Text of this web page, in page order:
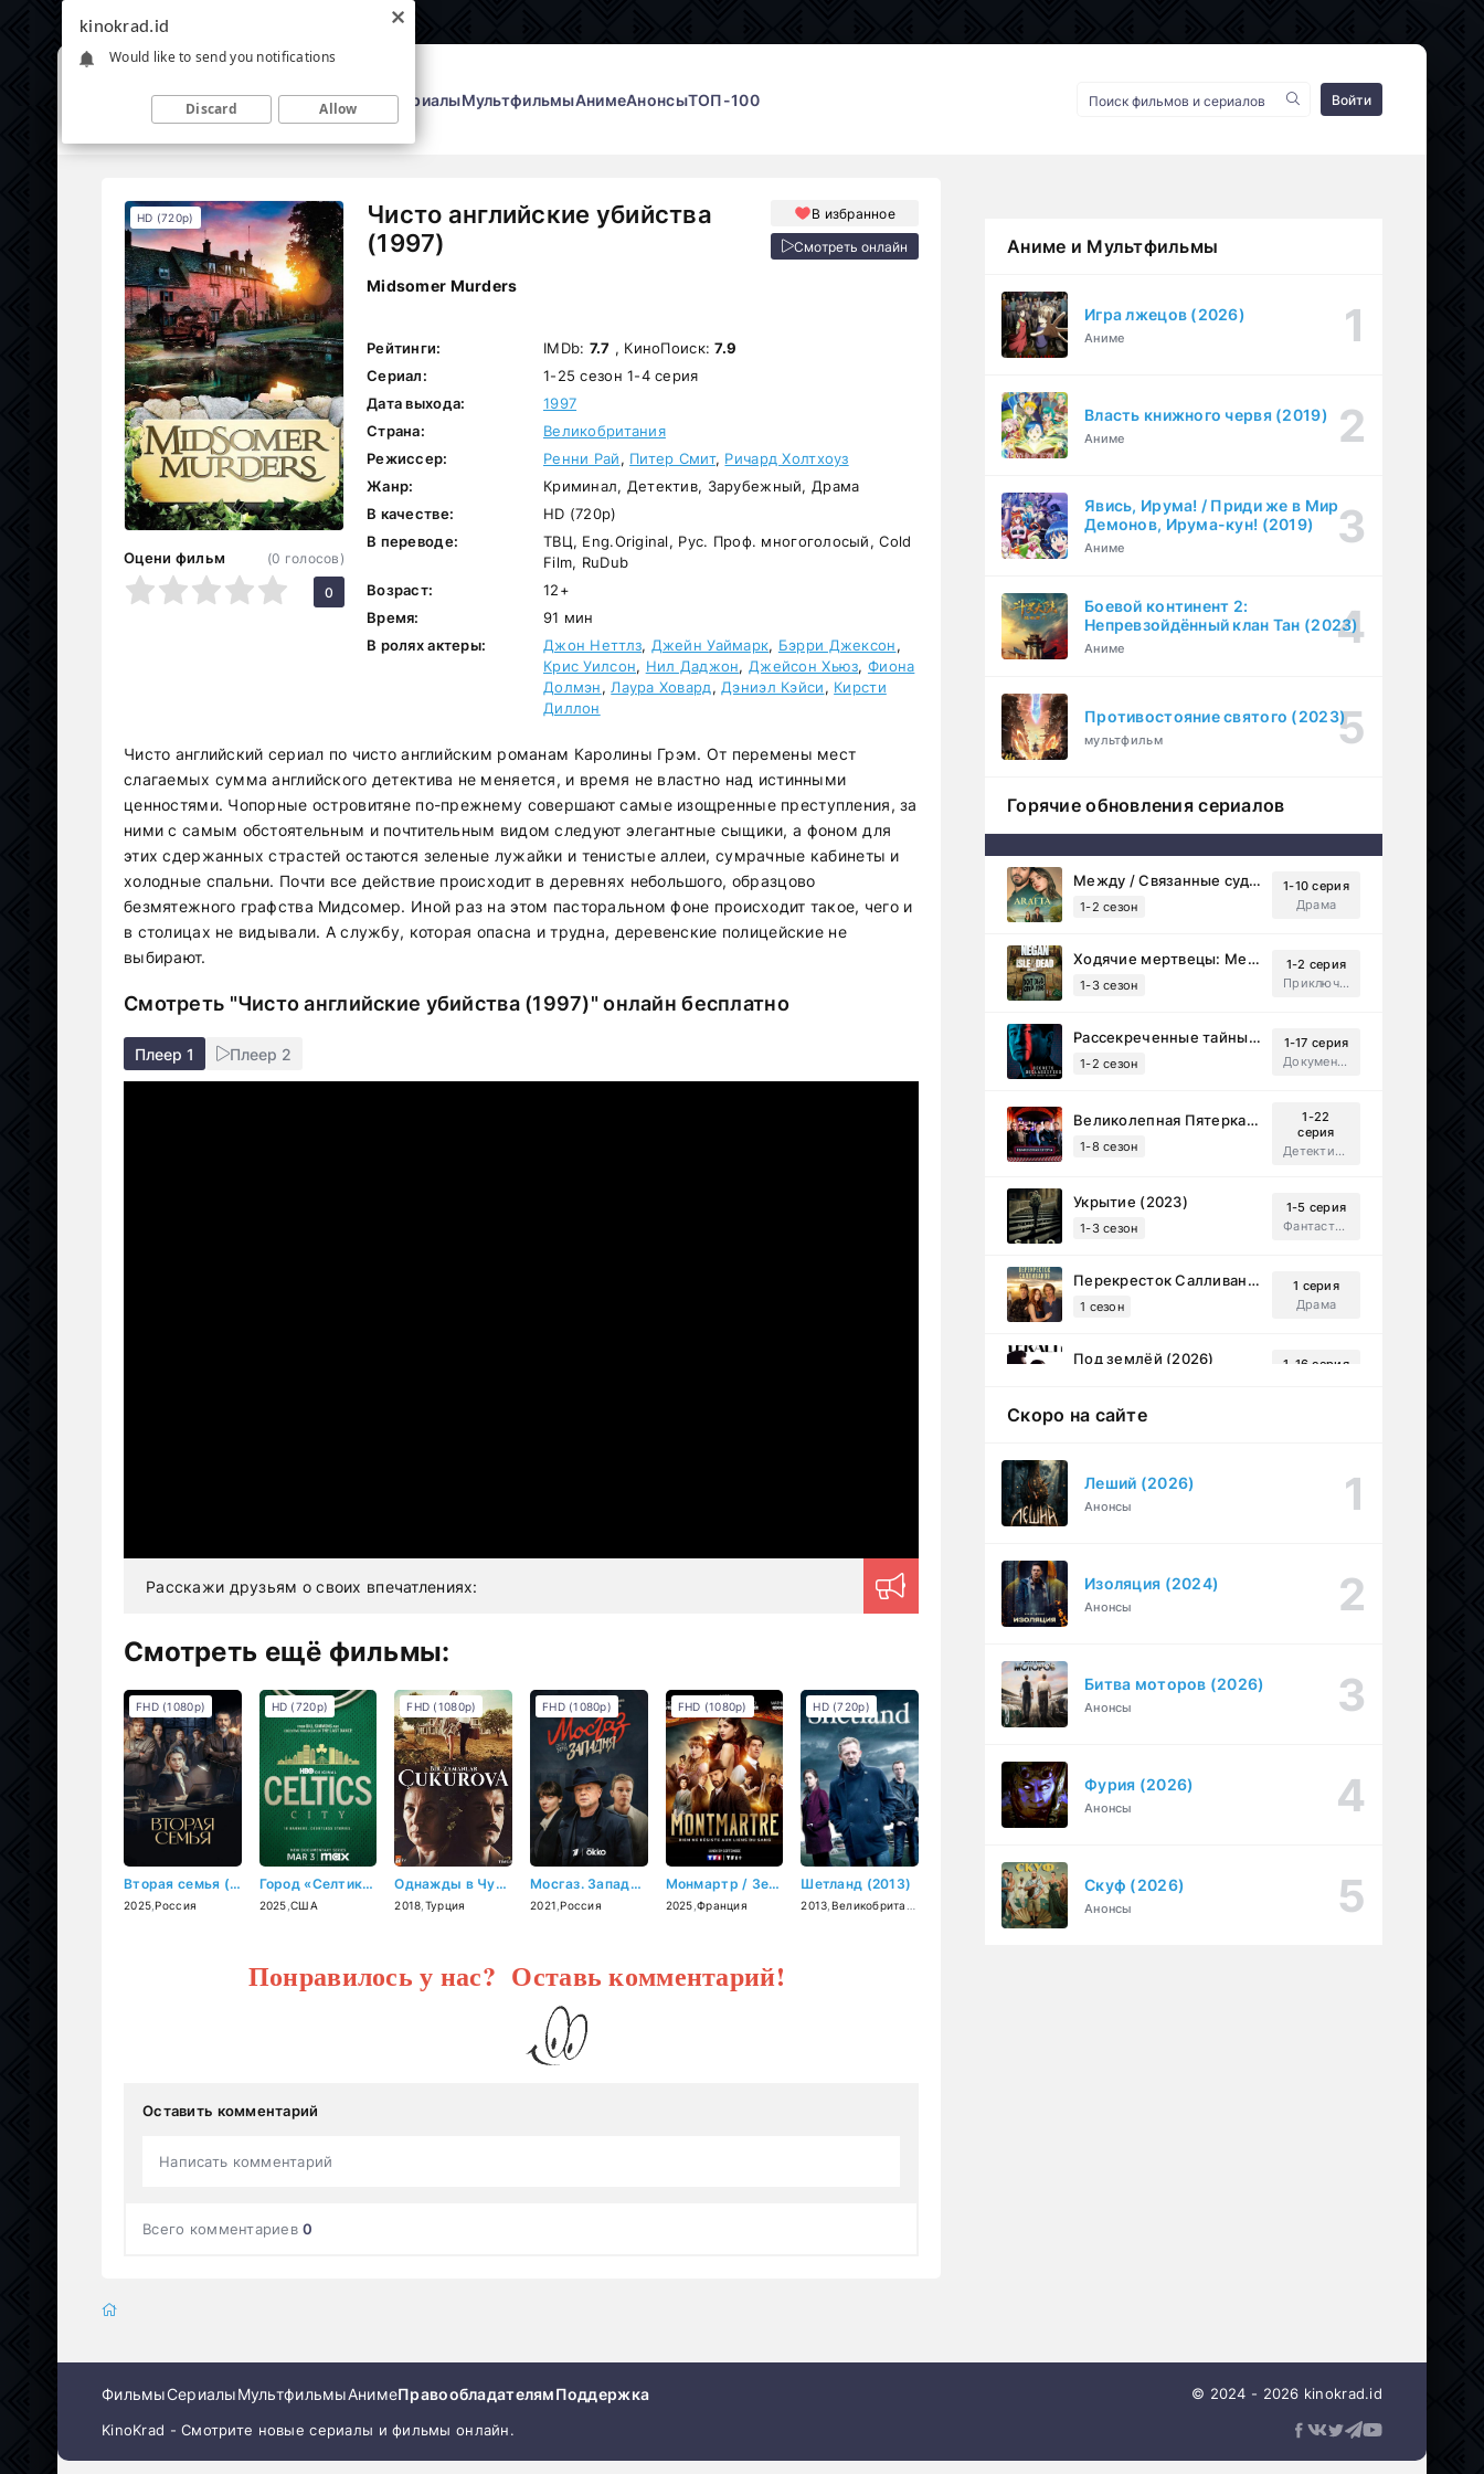
ФильмыСериалыМультфильмыАнимеАнонсыТОП-100 Войти
Чисто английские убийства
(1997)
Midsomer Murders
В избранное
Смотреть онлайн
HD (720p)
Оцени фильм
5
(0 голосов)
0
Рейтинги: IMDb: 7.7 , КиноПоиск:7.9
Сериал:
1-25 сезон 1-4 серия
Дата выхода:
1997
Страна:
Великобритания
Режиссер:
Ренни Рай, Питер Смит, Ричард Холтхоуз
Жанр:
Криминал, Детектив, Зарубежный, Драма
В качестве:
HD (720p)
В переводе:
ТВЦ, Eng.Original, Рус. Проф. многоголосый, Cold
Film, RuDub
Возраст:
12+
Время:
91 мин
В ролях актеры:
Джон Неттлз, Джейн Уаймарк, Бэрри Джексон,
Крис Уилсон, Нил Даджон, Джейсон Хьюз, Фиона
Долмэн, Лаура Ховард, Дэниэл Кэйси, Кирсти
Диллон
Чисто английский сериал по чисто английским романам Каролины Грэм. От перемены мест
слагаемых сумма английского детектива не меняется, и время не властно над истинными
ценностями. Чопорные островитяне по-прежнему совершают самые изощренные преступления, за
ними с самым обстоятельным и почтительным видом следуют элегантные сыщики, а фоном для
этих сдержанных страстей остаются зеленые лужайки и тенистые аллеи, сумрачные кабинеты и
холодные спальни. Почти все действие происходит в деревнях небольшого, образцово
безмятежного графства Мидсомер. Иной раз на этом пасторальном фоне происходит такое, чего и
в столицах не видывали. А службу, которая опасна и трудна, деревенские полицейские не
выбирают.
Смотреть "Чисто английские убийства (1997)" онлайн бесплатно
Плеер 1 Плеер 2
Расскажи друзьям о своих впечатлениях:
Смотреть ещё фильмы:
Вторая семья (2025)
2025 ,Россия
FHD (1080p)
Город «Селтикс» (2025)
2025 ,США
HD (720p)
Однажды в Чукурова (2018)
2018 Турция
FHD (1080p)
Мосгаз. Западня (2021)
2021 ,Россия
FHD (1080p)
Монмартр / Земля греха (2025)
2025 ,Франция
FHD (1080p)
Шетланд (2013)
2013 Великобритания
HD (720p)
Понравилось у нас? Оставь комментарий!
Оставить комментарий
Написать комментарий
Всего комментариев0
Аниме и Мультфильмы
Игра лжецов (2026)
Аниме
Власть книжного червя (2019)
Аниме
Явись, Ирума! / Приди же в Мир
Демонов, Ирума-кун! (2019)
Аниме
Боевой континент 2:
Непревзойдённый клан Тан (2023)
Аниме
Противостояние святого (2023)
мультфильм
Горячие обновления сериалов
Между / Связанные судьбой (2025)
1-2 сезон
1-10 серия
Драма
Ходячие мертвецы: Мертвый город (2023)
1-3 сезон
1-2 серия
Приключения, Ужасы, Триллер
Рассекреченные тайны с Дэвидом Духовны (2025)
1-2 сезон
1-17 серия
Документальный, Исторический, Sci-Fi
Великолепная Пятерка (2019)
1-8 сезон
1-22
серия
Детектив, Русский
Укрытие (2023)
1-3 сезон
1-5 серия
Фантастика, Триллер, Драма
Перекресток Салливанов (2023)
1 сезон
1 серия
Драма
Под землёй (2026)
1-16 серия
БиМ (2021)
Скоро на сайте
Леший (2026)
Анонсы
Изоляция (2024)
Анонсы
Битва моторов (2026)
Анонсы
Фурия (2026)
Анонсы
Скуф (2026)
Анонсы
ФильмыСериалыМультфильмыАнимеПравообладателямПоддержка © 2024 - 2026 kinokrad.id
KinoKrad - Смотрите новые сериалы и фильмы онлайн.
kinokrad.id
Would like to send you notifications
Discard Allow